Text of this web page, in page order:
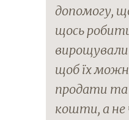
допомогу,
щось
вирощували
щоб їх
продати та
кошти, а